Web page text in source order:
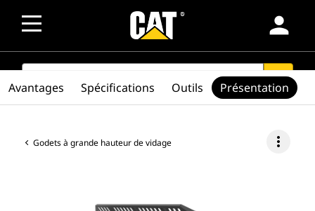
person
SEARCH search
Godets à grande hauteur de vidage more_vert
Avantages Spécifications Outils Présentation